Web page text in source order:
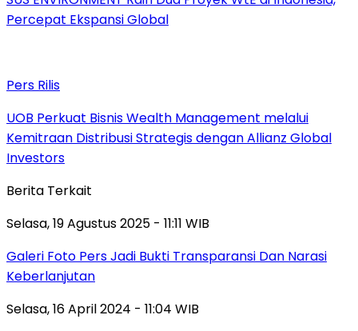
Percepat Ekspansi Global
Pers Rilis
UOB Perkuat Bisnis Wealth Management melalui
Kemitraan Distribusi Strategis dengan Allianz Global
Investors
Berita Terkait
Selasa, 19 Agustus 2025 - 11:11 WIB
Galeri Foto Pers Jadi Bukti Transparansi Dan Narasi
Keberlanjutan
Selasa, 16 April 2024 - 11:04 WIB